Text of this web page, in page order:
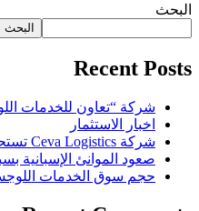
البحث
البحث
Recent Posts
شركة “تعاون للخدمات
اخبار الاستثمار
شركة Ceva Logistics تستحوذ على مزود خدمات لوجستية في تركيا
صعود الموانئ الإسبانية
حجم سوق الخدمات اللوجستية في